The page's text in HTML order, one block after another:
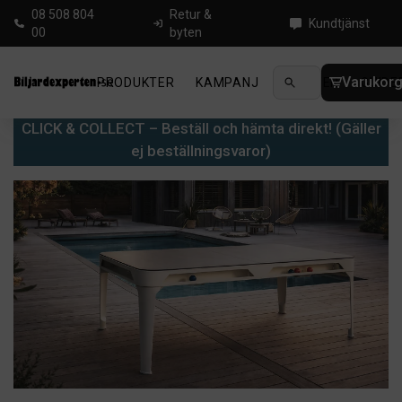
08 508 804
00
Retur &
byten
Kundtjänst
PRODUKTER KAMPANJ NYHETER
CLICK & COLLECT – Beställ och hämta direkt! (Gäller
ej beställningsvaror)